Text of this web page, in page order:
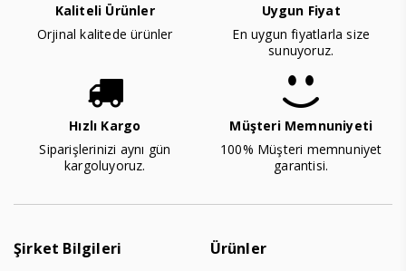
Kaliteli Ürünler
Orjinal kalitede ürünler
Uygun Fiyat
En uygun fiyatlarla size
sunuyoruz.
Hızlı Kargo
Siparişlerinizi aynı gün
kargoluyoruz.
Müşteri Memnuniyeti
100% Müşteri memnuniyet
garantisi.
Şirket Bilgileri Ürünler